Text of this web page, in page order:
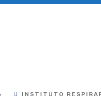
INSTITUTO